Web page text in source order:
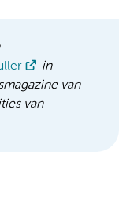
in
van
van